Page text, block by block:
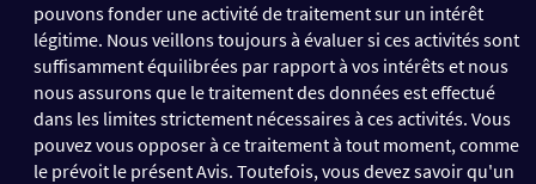
pouvons fonder une activité de traitement sur un intérêt
légitime. Nous veillons toujours à évaluer si ces activités sont
suffisamment équilibrées par rapport à vos intérêts et nous
nous assurons que le traitement des données est effectué
dans les limites strictement nécessaires à ces activités. Vous
pouvez vous opposer à ce traitement à tout moment, comme
le prévoit le présent Avis. Toutefois, vous devez savoir qu'un